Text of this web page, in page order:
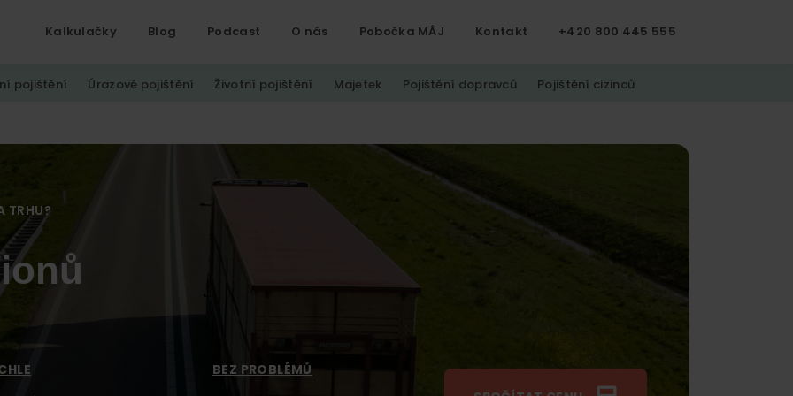
Kalkulačky Blog Podcast O nás Pobočka MÁJ Kontakt +420 800 445 555
pojištění Úrazové pojištění Životní pojištění Majetek Pojištění dopravců Pojištění cizinců
TRHU?
BEZ PROBLÉMŮ